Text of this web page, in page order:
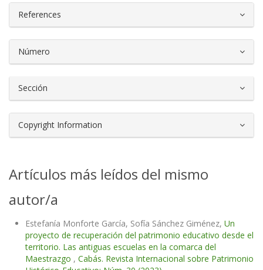
References
Número
Sección
Copyright Information
Artículos más leídos del mismo
autor/a
Estefanía Monforte García, Sofía Sánchez Giménez, Un
proyecto de recuperación del patrimonio educativo desde el
territorio. Las antiguas escuelas en la comarca del
Maestrazgo , Cabás. Revista Internacional sobre Patrimonio